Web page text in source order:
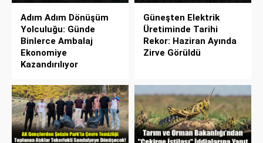
Adım Adım Dönüşüm
Yolculuğu: Günde
Binlerce Ambalaj
Ekonomiye
Kazandırılıyor
Güneşten Elektrik
Üretiminde Tarihi
Rekor: Haziran Ayında
Zirve Görüldü